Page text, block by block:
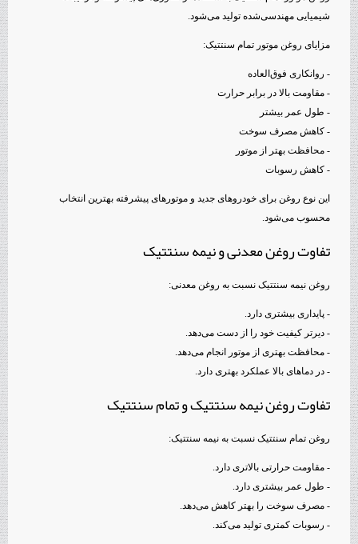
شیمیایی مهندسی‌شده تولید می‌شود.
مزایای روغن موتور تمام سنتتیک:
- روانکاری فوق‌العاده
- مقاومت بالا در برابر حرارت
- طول عمر بیشتر
- کاهش مصرف سوخت
- محافظت بهتر از موتور
- کاهش رسوبات
این نوع روغن برای خودروهای جدید و موتورهای پیشرفته بهترین انتخاب
محسوب می‌شود.
تفاوت روغن معدنی و نیمه سنتتیک
روغن نیمه سنتتیک نسبت به روغن معدنی:
- پایداری بیشتری دارد.
- دیرتر کیفیت خود را از دست می‌دهد.
- محافظت بهتری از موتور انجام می‌دهد.
- در دماهای بالا عملکرد بهتری دارد.
تفاوت روغن نیمه سنتتیک و تمام سنتتیک
روغن تمام سنتتیک نسبت به نیمه سنتتیک:
- مقاومت حرارتی بالاتری دارد.
- طول عمر بیشتری دارد.
- مصرف سوخت را بهتر کاهش می‌دهد.
- رسوبات کمتری تولید می‌کند.